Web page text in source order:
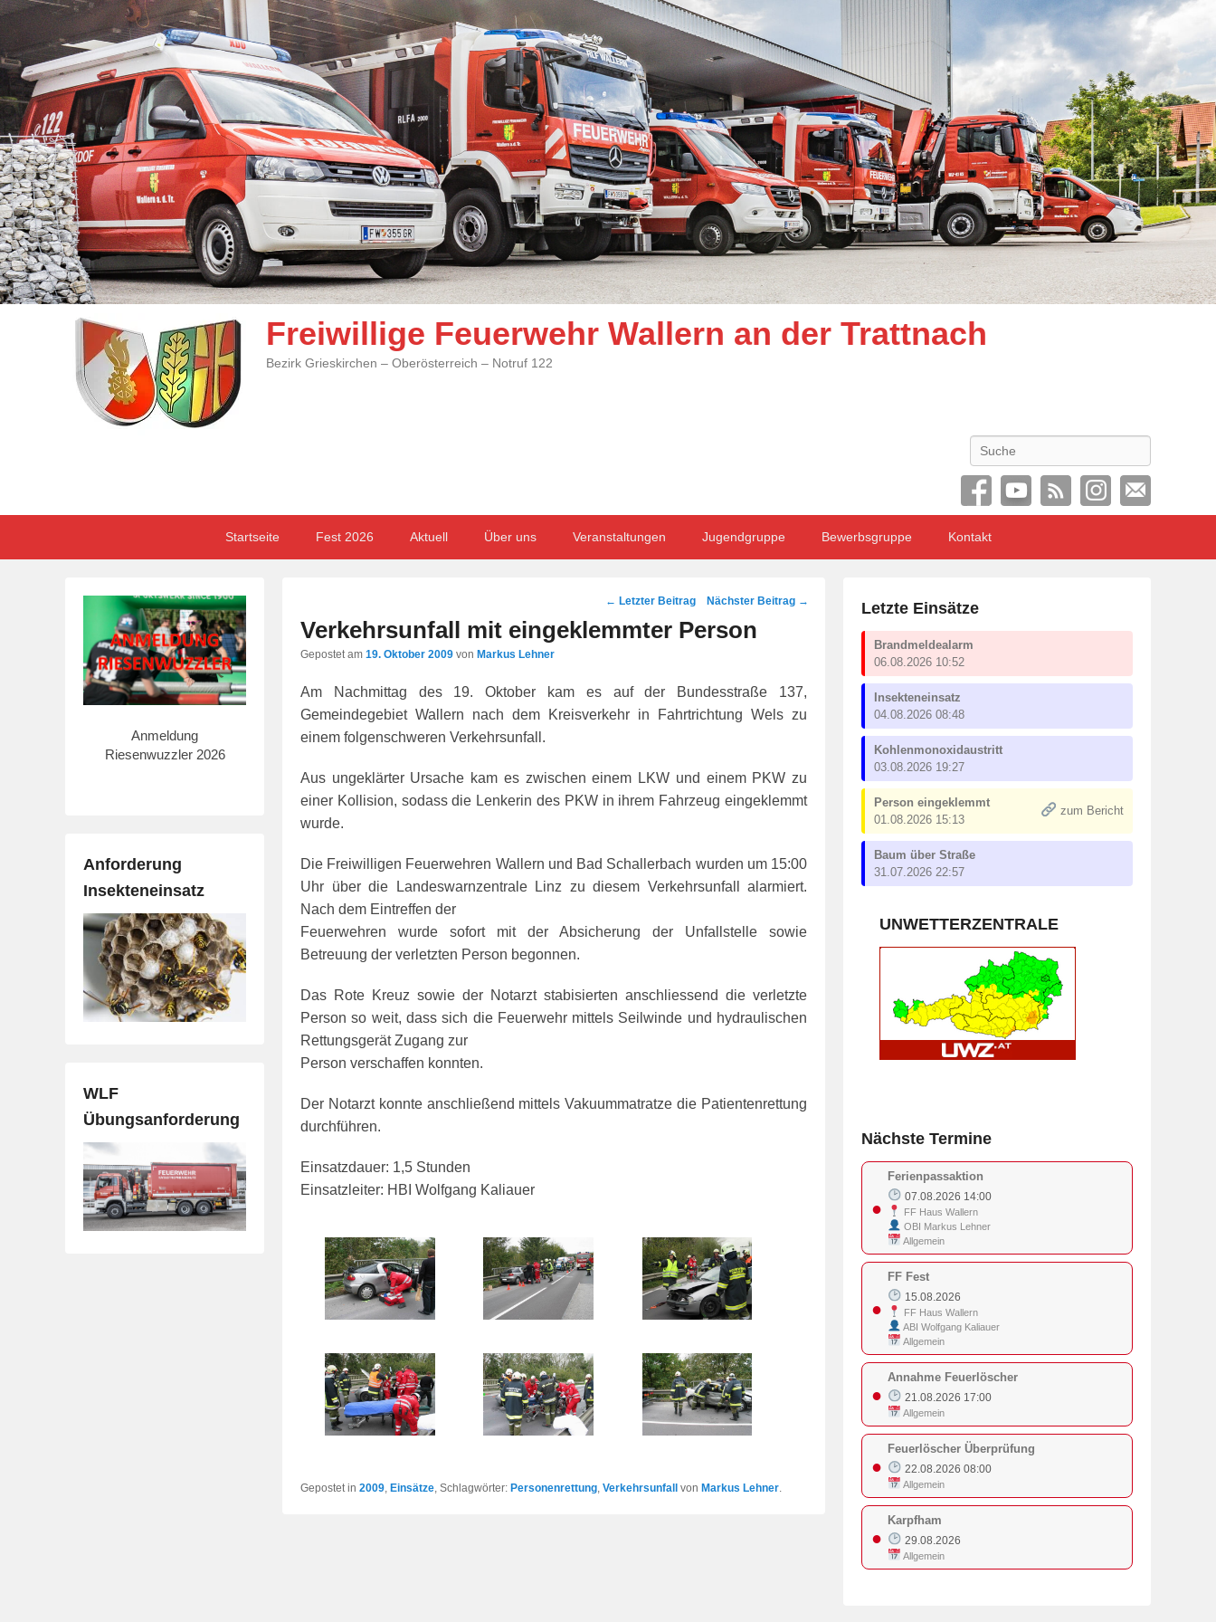
Freiwillige Feuerwehr Wallern an der Trattnach
Bezirk Grieskirchen – Oberösterreich – Notruf 122
Search
Startseite Fest 2026 Aktuell Über uns Veranstaltungen Jugendgruppe Bewerbsgruppe Kontakt
Post
navigation
← Letzter Beitrag Nächster Beitrag →
Verkehrsunfall mit eingeklemmter Person
Gepostet am 19. Oktober 2009 von Markus Lehner
Am Nachmittag des 19. Oktober kam es auf der Bundesstraße 137,
Gemeindegebiet Wallern nach dem Kreisverkehr in Fahrtrichtung Wels zu
einem folgenschweren Verkehrsunfall.
Aus ungeklärter Ursache kam es zwischen einem LKW und einem PKW zu
einer Kollision, sodass die Lenkerin des PKW in ihrem Fahrzeug eingeklemmt
wurde.
Die Freiwilligen Feuerwehren Wallern und Bad Schallerbach wurden um 15:00
Uhr über die Landeswarnzentrale Linz zu diesem Verkehrsunfall alarmiert.
Nach dem Eintreffen der
Feuerwehren wurde sofort mit der Absicherung der Unfallstelle sowie
Betreuung der verletzten Person begonnen.
Das Rote Kreuz sowie der Notarzt stabisierten anschliessend die verletzte
Person so weit, dass sich die Feuerwehr mittels Seilwinde und hydraulischen
Rettungsgerät Zugang zur
Person verschaffen konnten.
Der Notarzt konnte anschließend mittels Vakuummatratze die Patientenrettung
durchführen.
Einsatzdauer: 1,5 Stunden
Einsatzleiter: HBI Wolfgang Kaliauer
Gepostet in 2009 Einsätze , Schlagwörter: Personenrettung Verkehrsunfall von Markus Lehner
Letzte Einsätze
Brandmeldealarm
06.08.2026 10:52
Insekteneinsatz
04.08.2026 08:48
Kohlenmonoxidaustritt
03.08.2026 19:27
Person eingeklemmt
01.08.2026 15:13
zum Bericht
Baum über Straße
31.07.2026 22:57
UNWETTERZENTRALE
Nächste Termine
●
Ferienpassaktion
07.08.2026 14:00
FF Haus Wallern
OBI Markus Lehner
Allgemein
●
FF Fest
15.08.2026
FF Haus Wallern
ABI Wolfgang Kaliauer
Allgemein
●
Annahme Feuerlöscher
21.08.2026 17:00
Allgemein
●
Feuerlöscher Überprüfung
22.08.2026 08:00
Allgemein
●
Karpfham
29.08.2026
Allgemein
Anmeldung
Riesenwuzzler 2026
Anforderung
Insekteneinsatz
WLF
Übungsanforderung